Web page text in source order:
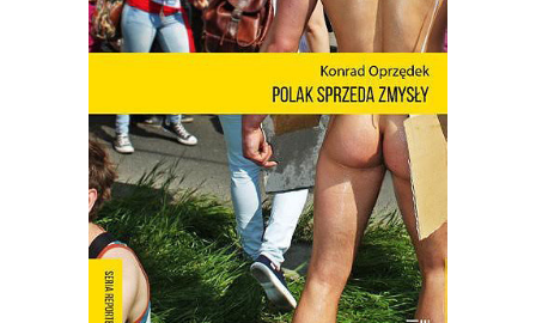
E-BOOK DO KOSZYKA
Nie ma o Polsce takich książek jak
debiut Konrada Oprzędka. Wariackich,
ale pogodnych. Smutnych, ale nie
przygnębiających. Ta błyskotliwa książka
pokazuje, kim są Polacy, kiedy nie
muszą być sobą.